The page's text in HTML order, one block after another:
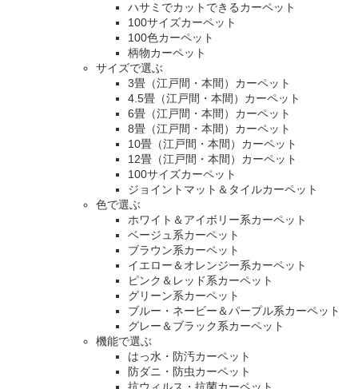
ハサミでカットできるカーペット
100サイズカーペット
100色カーペット
柄物カーペット
サイズで選ぶ
3畳（江戸間・本間）カーペット
4.5畳（江戸間・本間）カーペット
6畳（江戸間・本間）カーペット
8畳（江戸間・本間）カーペット
10畳（江戸間・本間）カーペット
12畳（江戸間・本間）カーペット
100サイズカーペット
ジョイントマット＆タイルカーペット
色で選ぶ
ホワイト＆アイボリー系カーペット
ベージュ系カーペット
ブラウン系カーペット
イエロー＆オレンジー系カーペット
ピンク＆レッド系カーペット
グリーン系カーペット
ブルー・ネービー＆パープル系カーペット
グレー＆ブラック系カーペット
機能で選ぶ
はっ水・防汚カーペット
防ダニ・防虫カーペット